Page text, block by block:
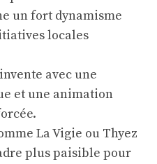
un fort dynamisme
locales
avec une
et une animation
La Vigie ou Thyez
plus paisible pour